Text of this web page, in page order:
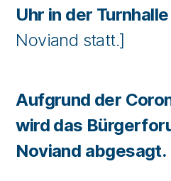
Uhr in der Turnhalle
Noviand statt.]
Aufgrund der
wird das
Noviand abgesagt.